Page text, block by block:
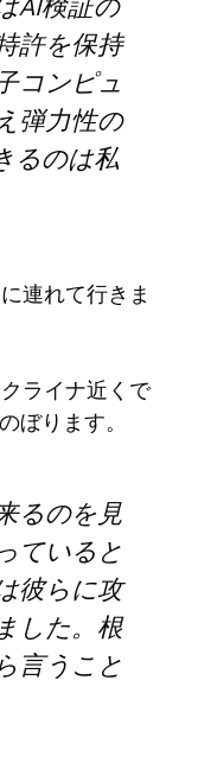
AI検証の
許を保持
コンピュ
弾力性の
るのは私
連れて行きま
ライナ近くで
ぼります。
るのを見
ていると
彼らに攻
した。根
言うこと